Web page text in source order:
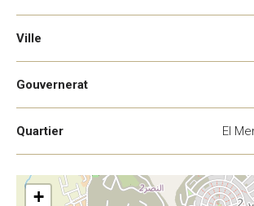
Ville
Gouvernerat
Quartier El
+